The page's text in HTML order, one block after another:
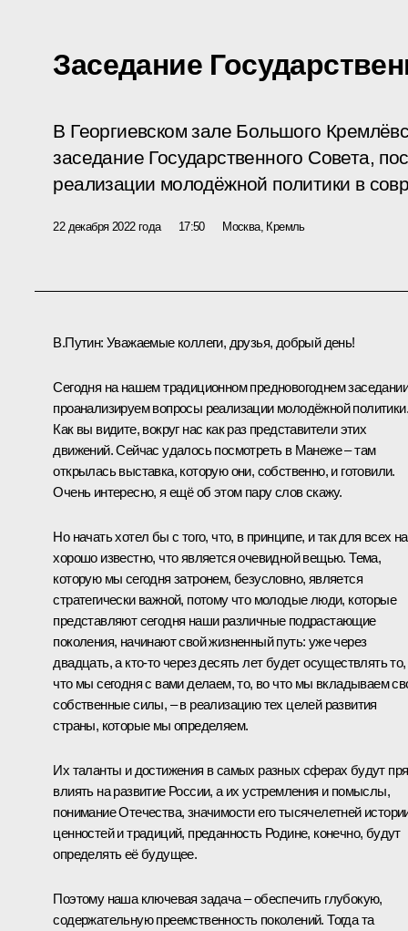
Заседание
В Георгиевском зале Большого
заседание Государственного Совета,
реализации молодёжной политики в
22 декабря 2022 года 17:50 Москва, Кремль
В.Путин: Уважаемые коллеги, друзья, добрый день!
Сегодня на нашем традиционном предновогоднем заседании
проанализируем вопросы реализации молодёжной политики.
Как вы видите, вокруг нас как раз представители этих
движений. Сейчас удалось посмотреть в Манеже – там
открыласьвыставка, которую они, собственно, и готовили.
Очень интересно, я ещё об этом пару слов скажу.
Но начать хотел бы с того, что, в принципе, и так для всех
хорошо известно, что является очевидной вещью. Тема,
которую мы сегодня затронем, безусловно, является
стратегически важной, потому что молодые люди, которые
представляют сегодня наши различные подрастающие
поколения, начинают свой жизненный путь: уже через
двадцать, а кто-то через десять лет будет осуществлять то,
что мы сегодня с вами делаем, то, во что мы вкладываем
собственные силы, – в реализацию тех целей развития
страны, которые мы определяем.
Их таланты и достижения в самых разных сферах будут
влиять на развитие России, а их устремления и помыслы,
понимание Отечества, значимости его тысячелетней
ценностей и традиций, преданность Родине, конечно, будут
определять её будущее.
Поэтому наша ключевая задача – обеспечить глубокую,
содержательную преемственность поколений. Тогда та